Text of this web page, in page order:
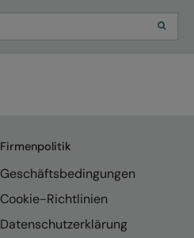
Firmenpolitik
Geschäftsbedingungen
Cookie-Richtlinien
Datenschutzerklärung